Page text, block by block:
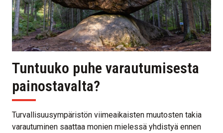
Tuntuuko puhe varautumisesta
painostavalta?
Turvallisuusympäristön viimeaikaisten muutosten takia
varautuminen saattaa monien mielessä yhdistyä ennen